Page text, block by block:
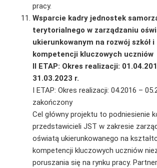
pracy.
Wsparcie kadry jednostek
terytorialnego w zarządzaniu
ukierunkowanym na rozwój szkół i
kompetencji kluczowych uczniów
II ETAP: Okres realizacji:
31.03.2023 r.
I ETAP: Okres realizacji: 04.2016 –
zakończony
Cel główny projektu to podniesienie
przedstawicieli JST w zakresie
oświatą ukierunkowanego na
kompetencji kluczowych uczniów
poruszania się na rynku pracy.